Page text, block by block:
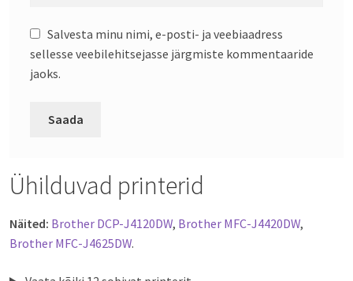
Salvesta minu nimi, e-posti- ja veebiaadress
sellesse veebilehitsejasse järgmiste kommentaaride
jaoks.
Ühilduvad printerid
Näited: Brother DCP-J4120DW, Brother MFC-J4420DW,
Brother MFC-J4625DW.